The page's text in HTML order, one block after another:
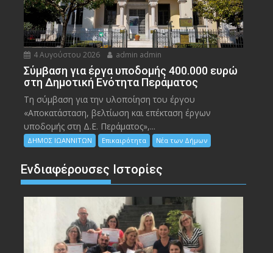
4 Αυγούστου 2026 admin admin
Σύμβαση για έργα υποδομής 400.000 ευρώ
στη Δημοτική Ενότητα Περάματος
Τη σύμβαση για την υλοποίηση του έργου
«Αποκατάσταση, βελτίωση και επέκταση έργων
υποδομής στη Δ.Ε. Περάματος»,...
ΔΗΜΟΣ ΙΩΑΝΝΙΤΩΝ Επικαιρότητα Νέα των Δήμων
Ενδιαφέρουσες Ιστορίες